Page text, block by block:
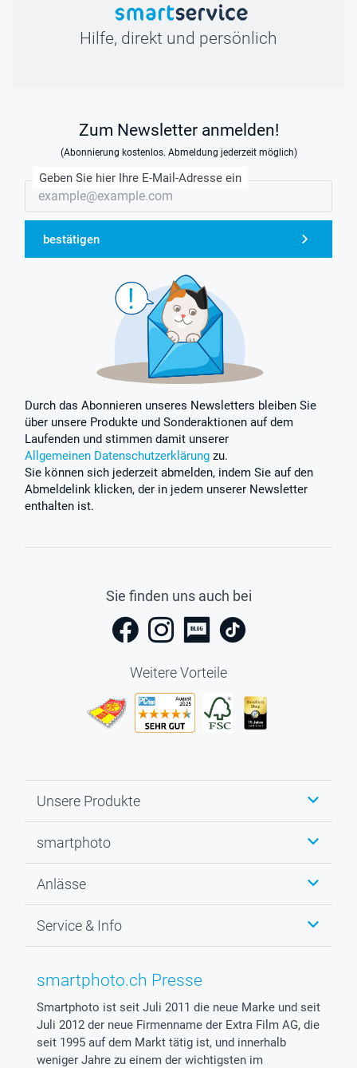
Hilfe, direkt und persönlich
Zum Newsletter anmelden!
(Abonnierung kostenlos. Abmeldung jederzeit möglich)
Geben Sie hier Ihre E-Mail-Adresse ein
bestätigen
Durch das Abonnieren unseres Newsletters bleiben Sie
über unsere Produkte und Sonderaktionen auf dem
Laufenden und stimmen damit unserer
Allgemeinen Datenschutzerklärung zu.
Sie können sich jederzeit abmelden, indem Sie auf den
Abmeldelink klicken, der in jedem unserer Newsletter
enthalten ist.
Sie finden uns auch bei
Weitere Vorteile
Unsere Produkte
Fotogeschenke
MyNameBook
Fotoabzüge, Fotos als Buch & Poster
Zubehör & Material
Foto-Kalender & Agenden
Sticker & Etiketten
Geschenk-Gutscheine (PDF)
smartphoto
Warum smartphoto
Datenschutz
Impressum
Presse
Partnerprogramme
Investor Relations
Anlässe
Neujahr
Muttertag
Kommunion & Konfirmation
Hochzeit
Geburtstag
Service & Info
Preise und Versandkosten
Lieferfristen
48h Lieferung
Zahlungsmöglichkeiten
Anmelden /Registrieren
smartphoto.ch Presse
Smartphoto ist seit Juli 2011 die neue Marke und seit
Juli 2012 der neue Firmenname der Extra Film AG, die
seit 1995 auf dem Markt tätig ist, und innerhalb
weniger Jahre zu einem der wichtigsten im